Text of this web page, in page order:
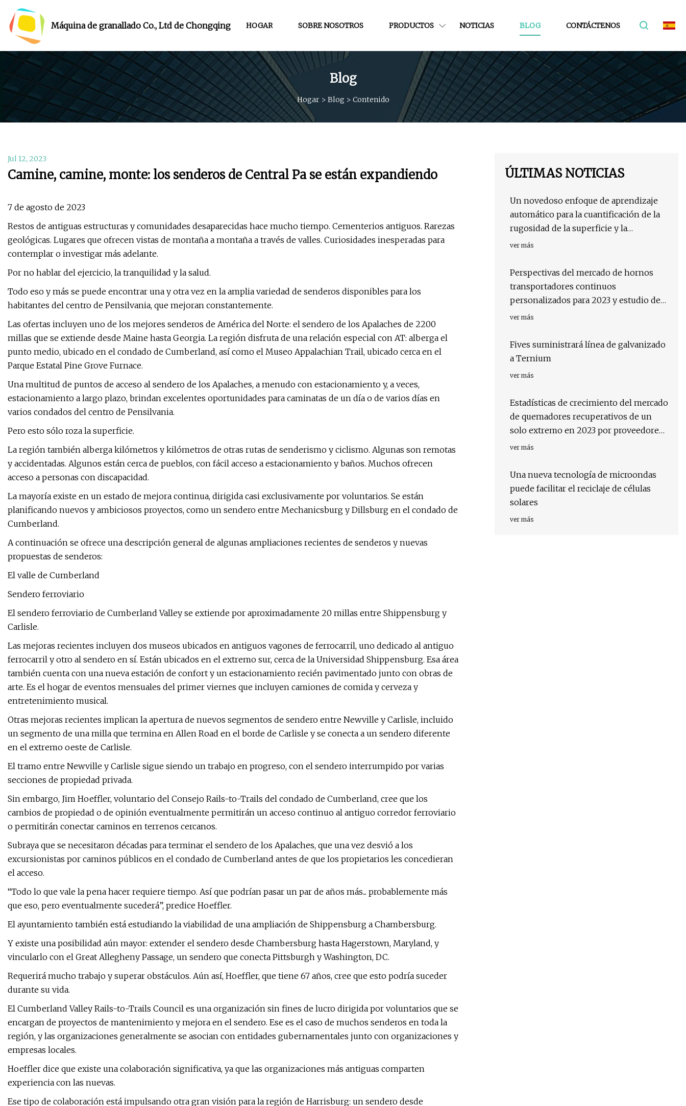
Máquina de granallado Co., Ltd de Chongqing HOGAR SOBRE NOSOTROS PRODUCTOS NOTICIAS BLOG CONTÁCTENOS
Blog
Hogar> Blog > Contenido
Jul 12, 2023
Camine, camine, monte: los senderos de Central Pa se están expandiendo
7 de agosto de 2023
Restos de antiguas estructuras y comunidades desaparecidas hace mucho tiempo. Cementerios antiguos. Rarezas
geológicas. Lugares que ofrecen vistas de montaña a montaña a través de valles. Curiosidades inesperadas para
contemplar o investigar más adelante.
Por no hablar del ejercicio, la tranquilidad y la salud.
Todo eso y más se puede encontrar una y otra vez en la amplia variedad de senderos disponibles para los
habitantes del centro de Pensilvania, que mejoran constantemente.
Las ofertas incluyen uno de los mejores senderos de América del Norte: el sendero de los Apalaches de 2200
millas que se extiende desde Maine hasta Georgia. La región disfruta de una relación especial con AT: alberga el
punto medio, ubicado en el condado de Cumberland, así como el Museo Appalachian Trail, ubicado cerca en el
Parque Estatal Pine Grove Furnace.
Una multitud de puntos de acceso al sendero de los Apalaches, a menudo con estacionamiento y, a veces,
estacionamiento a largo plazo, brindan excelentes oportunidades para caminatas de un día o de varios días en
varios condados del centro de Pensilvania.
Pero esto sólo roza la superficie.
La región también alberga kilómetros y kilómetros de otras rutas de senderismo y ciclismo. Algunas son remotas
y accidentadas. Algunos están cerca de pueblos, con fácil acceso a estacionamiento y baños. Muchos ofrecen
acceso a personas con discapacidad.
La mayoría existe en un estado de mejora continua, dirigida casi exclusivamente por voluntarios. Se están
planificando nuevos y ambiciosos proyectos, como un sendero entre Mechanicsburg y Dillsburg en el condado de
Cumberland.
A continuación se ofrece una descripción general de algunas ampliaciones recientes de senderos y nuevas
propuestas de senderos:
El valle de Cumberland
Sendero ferroviario
El sendero ferroviario de Cumberland Valley se extiende por aproximadamente 20 millas entre Shippensburg y
Carlisle.
Las mejoras recientes incluyen dos museos ubicados en antiguos vagones de ferrocarril, uno dedicado al antiguo
ferrocarril y otro al sendero en sí. Están ubicados en el extremo sur, cerca de la Universidad Shippensburg. Esa área
también cuenta con una nueva estación de confort y un estacionamiento recién pavimentado junto con obras de
arte. Es el hogar de eventos mensuales del primer viernes que incluyen camiones de comida y cerveza y
entretenimiento musical.
Otras mejoras recientes implican la apertura de nuevos segmentos de sendero entre Newville y Carlisle, incluido
un segmento de una milla que termina en Allen Road en el borde de Carlisle y se conecta a un sendero diferente
en el extremo oeste de Carlisle.
El tramo entre Newville y Carlisle sigue siendo un trabajo en progreso, con el sendero interrumpido por varias
secciones de propiedad privada.
Sin embargo, Jim Hoeffler, voluntario del Consejo Rails-to-Trails del condado de Cumberland, cree que los
cambios de propiedad o de opinión eventualmente permitirán un acceso continuo al antiguo corredor ferroviario
o permitirán conectar caminos en terrenos cercanos.
Subraya que se necesitaron décadas para terminar el sendero de los Apalaches, que una vez desvió a los
excursionistas por caminos públicos en el condado de Cumberland antes de que los propietarios les concedieran
el acceso.
“Todo lo que vale la pena hacer requiere tiempo. Así que podrían pasar un par de años más... probablemente más
que eso, pero eventualmente sucederá”, predice Hoeffler.
El ayuntamiento también está estudiando la viabilidad de una ampliación de Shippensburg a Chambersburg.
Y existe una posibilidad aún mayor: extender el sendero desde Chambersburg hasta Hagerstown, Maryland, y
vincularlo con el Great Allegheny Passage, un sendero que conecta Pittsburgh y Washington, DC.
Requerirá mucho trabajo y superar obstáculos. Aún así, Hoeffler, que tiene 67 años, cree que esto podría suceder
durante su vida.
El Cumberland Valley Rails-to-Trails Council es una organización sin fines de lucro dirigida por voluntarios que se
encargan de proyectos de mantenimiento y mejora en el sendero. Ese es el caso de muchos senderos en toda la
región, y las organizaciones generalmente se asocian con entidades gubernamentales junto con organizaciones y
empresas locales.
Hoeffler dice que existe una colaboración significativa, ya que las organizaciones más antiguas comparten
experiencia con las nuevas.
Ese tipo de colaboración está impulsando otra gran visión para la región de Harrisburg: un sendero desde
ÚLTIMAS NOTICIAS
Un novedoso enfoque de aprendizaje
automático para la cuantificación de la
rugosidad de la superficie y la
optimización del molde
ver más
Perspectivas del mercado de hornos
transportadores continuos
personalizados para 2023 y estudio de
los mejores jugadores
ver más
Fives suministrará línea de galvanizado
a Ternium
ver más
Estadísticas de crecimiento del mercado
de quemadores recuperativos de un
solo extremo en 2023 por proveedores
clave
ver más
Una nueva tecnología de microondas
puede facilitar el reciclaje de células
solares
ver más